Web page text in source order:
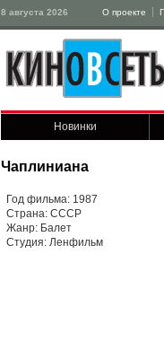
8 августа 2026 О проекте
Новинки
Чаплиниана
Год фильма: 1987
Страна: СССР
Жанр: Балет
Студия: Ленфильм